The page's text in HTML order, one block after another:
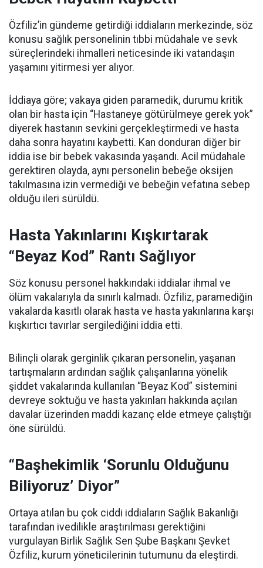
Özfiliz’in gündeme getirdiği iddiaların merkezinde, söz
konusu sağlık personelinin tıbbi müdahale ve sevk
süreçlerindeki ihmalleri neticesinde iki vatandaşın
yaşamını yitirmesi yer alıyor.
İddiaya göre; vakaya giden paramedik, durumu kritik
olan bir hasta için “Hastaneye götürülmeye gerek yok”
diyerek hastanın sevkini gerçekleştirmedi ve hasta
daha sonra hayatını kaybetti. Kan donduran diğer bir
iddia ise bir bebek vakasında yaşandı. Acil müdahale
gerektiren olayda, aynı personelin bebeğe oksijen
takılmasına izin vermediği ve bebeğin vefatına sebep
olduğu ileri sürüldü.
Hasta Yakınlarını Kışkırtarak
“Beyaz Kod” Rantı Sağlıyor
Söz konusu personel hakkındaki iddialar ihmal ve
ölüm vakalarıyla da sınırlı kalmadı. Özfiliz, paramediğin
vakalarda kasıtlı olarak hasta ve hasta yakınlarına karşı
kışkırtıcı tavırlar sergilediğini iddia etti.
Bilinçli olarak gerginlik çıkaran personelin, yaşanan
tartışmaların ardından sağlık çalışanlarına yönelik
şiddet vakalarında kullanılan “Beyaz Kod” sistemini
devreye soktuğu ve hasta yakınları hakkında açılan
davalar üzerinden maddi kazanç elde etmeye çalıştığı
öne sürüldü.
“Başhekimlik ‘Sorunlu Olduğunu
Biliyoruz’ Diyor”
Ortaya atılan bu çok ciddi iddiaların Sağlık Bakanlığı
tarafından ivedilikle araştırılması gerektiğini
vurgulayan Birlik Sağlık Sen Şube Başkanı Şevket
Özfiliz, kurum yöneticilerinin tutumunu da eleştirdi.